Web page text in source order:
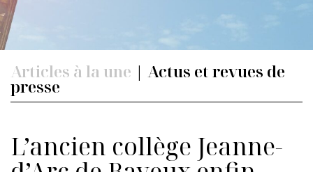
Articles à la une | Actus et revues de
presse
L’ancien collège Jeanne-